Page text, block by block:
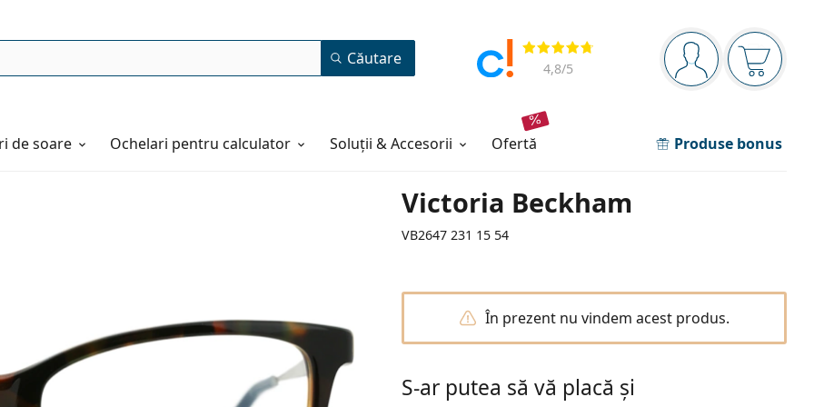
Panou de navigare
Sunteți logat
Coșul
Opinii
4,8/5
Căutare
de soare Ochelari pentru calculator Soluții & Accesorii ofertă Produse bonus
Victoria Beckham
VB2647 231 15 54
În prezent nu vindem acest produs.
S-ar putea să vă placă și